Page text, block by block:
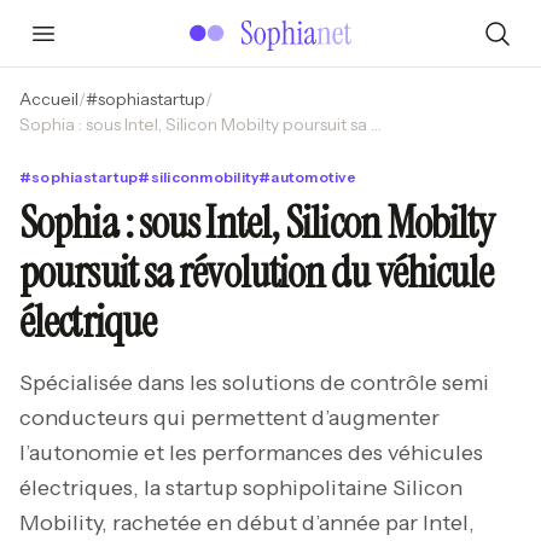
Accueil/#sophiastartup/
Sophia : sous Intel, Silicon Mobilty poursuit sa révolution du véhicule électrique
#sophiastartup# siliconmobility#automotive
Sophia : sous Intel, Silicon Mobilty
poursuit sa révolution du véhicule
électrique
Spécialisée dans les solutions de contrôle semi
conducteurs qui permettent d’augmenter
l’autonomie et les performances des véhicules
électriques, la startup sophipolitaine Silicon
Mobility, rachetée en début d’année par Intel,